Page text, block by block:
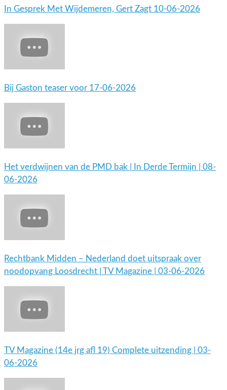
In Gesprek Met Wijdemeren, Gert Zagt 10-06-2026
Bij Gaston teaser voor 17-06-2026
Het verdwijnen van de PMD bak | In Derde Termijn | 08-
06-2026
Rechtbank Midden – Nederland doet uitspraak over
noodopvang Loosdrecht | TV Magazine | 03-06-2026
TV Magazine (14e jrg afl 19) Complete uitzending | 03-
06-2026